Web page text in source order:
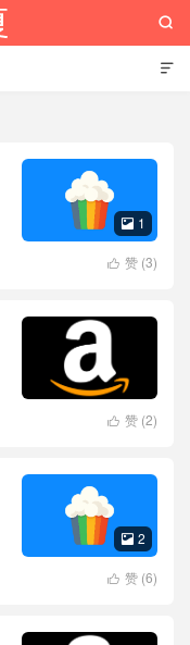


 1
 赞 (3)
 赞 (2)
 2
 赞 (6)